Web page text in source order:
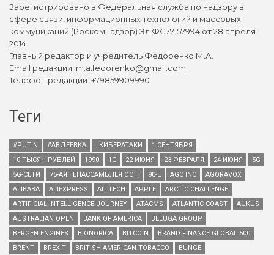
Зарегистрировано в Федеральная служба по надзору в
сфере связи, информационных технологий и массовых
коммуникаций (Роскомнадзор) Эл ФС77-57994 от 28 апреля
2014
Главный редактор и учредитель Федоренко М.А.
Email редакции: m.a.fedorenko@gmail.com.
Телефон редакции: +79859909990
Теги
#PUTIN #АВДЕЕВКА . КИБЕРАТАКИ
1 СЕНТЯБРЯ
10 ТЫСЯЧ РУБЛЕЙ
1990 1С 22 ИЮНЯ 23 ФЕВРАЛЯ 24 ИЮНЯ
5G
5G-СЕТИ
75-АЯ ГЕНАССАМБЛЕЯ ООН 90-Е AGC INC
AGORAVOX
ALIBABA
ALIEXPRESS ALLTECH APPLE
ARCTIC CHALLENGE
ARTIFICIAL INTELLIGENCE JOURNEY
ATACMS ATLANTIC COAST
AUKUS
AUSTRALIAN OPEN
BANK OF AMERICA
BELUGA GROUP
BERGEN ENGINES
BIONORICA BITCOIN
BRAND FINANCE GLOBAL 500
BRENT
BREXIT BRITISH AMERICAN TOBACCO
BUNGE